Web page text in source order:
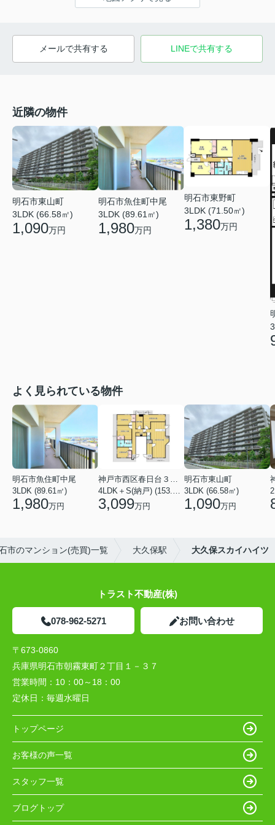
メールで共有する LINEで共有する
近隣の物件
明石市東山町
3LDK (66.58㎡)
1,090万円
明石市魚住町中尾
3LDK (89.61㎡)
1,980万円
明石市東野町
3LDK (71.50㎡)
1,380万円
よく見られている物件
明石市魚住町中尾
3LDK (89.61㎡)
1,980万円
神戸市西区春日台３丁目
4LDK＋S(納戸) (153.86㎡)
3,099万円
明石市東山町
3LDK (66.58㎡)
1,090万円
市のマンション(売買)一覧 大久保駅 大久保スカイハイツ
トラスト不動産(株)
078-962-5271 お問い合わせ
〒673-0860
兵庫県明石市朝霧東町２丁目１－３７
営業時間： 10：00～18：00
定休日： 毎週水曜日
トップページ
お客様の声一覧
スタッフ一覧
ブログトップ